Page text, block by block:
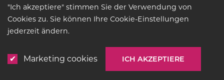
RECHTSGRUNDLAGE
"Ich akzeptiere" stimmen Sie der Verwendung von
Cookies zu. Sie können Ihre Cookie-Einstellungen
jederzeit ändern.
Marketing cookies ICH AKZEPTIERE